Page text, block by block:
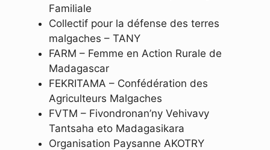
Familiale
Collectif pour la défense des terres
malgaches – TANY
FARM – Femme en Action Rurale de
Madagascar
FEKRITAMA – Confédération des
Agriculteurs Malgaches
FVTM – Fivondronan’ny Vehivavy
Tantsaha eto Madagasikara
Organisation Paysanne AKOTRY